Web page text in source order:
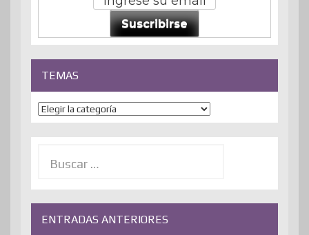
Suscribirse
TEMAS
Temas
ENTRADAS ANTERIORES